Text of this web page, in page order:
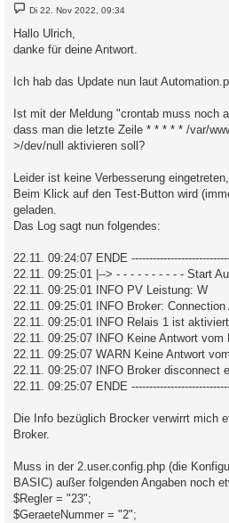
B
e
i
t
r
Di 22. Nov 2022, 09:34
Hallo Ulrich,
danke für deine Antwort.
Ich hab das Update nun laut
Ist mit der Meldung "crontab muss noch
dass man die letzte Zeile * * * * * /var/
>/dev/null aktivieren soll?
Leider ist keine Verbesserung
Beim Klick auf den Test-Button wird
geladen.
Das Log sagt nun folgendes:
22.11. 09:24:07 ENDE
22.11. 09:25:01 |--> - - - - - - - - - - Start
22.11. 09:25:01 INFO PV Leistung: W
22.11. 09:25:01 INFO Broker: Connection
22.11. 09:25:01 INFO Relais 1 ist
22.11. 09:25:07 INFO Keine Antwort vom
22.11. 09:25:07 WARN Keine Antwort
22.11. 09:25:07 INFO Broker disconnect
22.11. 09:25:07 ENDE
Die Info bezüglich Brocker verwirrt mich
Broker.
Muss in der 2.user.config.php (die
BASIC) außer folgenden Angaben noch
$Regler = "23";
$GeraeteNummer = "2";